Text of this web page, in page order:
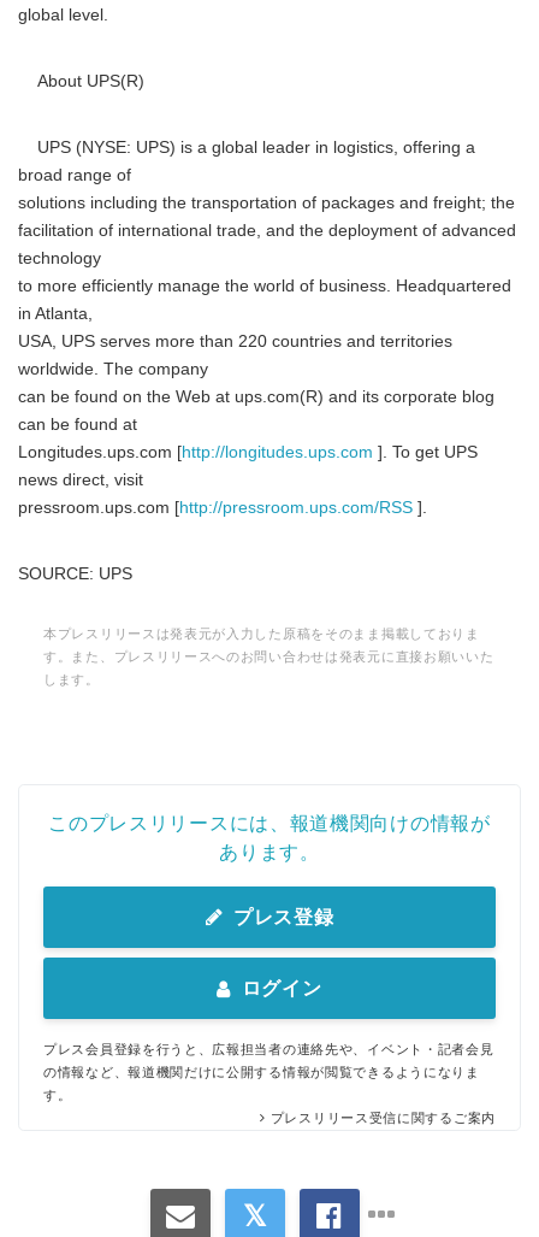
global level.
About UPS(R)
UPS (NYSE: UPS) is a global leader in logistics, offering a
broad range of
solutions including the transportation of packages and freight; the
facilitation of international trade, and the deployment of advanced
technology
to more efficiently manage the world of business. Headquartered
in Atlanta,
USA, UPS serves more than 220 countries and territories
worldwide. The company
can be found on the Web at ups.com(R) and its corporate blog
can be found at
Longitudes.ups.com [http://longitudes.ups.com ]. To get UPS
news direct, visit
pressroom.ups.com [http://pressroom.ups.com/RSS ].
SOURCE: UPS
本プレスリリースは発表元が入力した原稿をそのまま掲載しておりま
す。また、プレスリリースへのお問い合わせは発表元に直接お願いいた
します。
このプレスリリースには、報道機関向けの情報が
あります。
プレス登録
ログイン
プレス会員登録を行うと、広報担当者の連絡先や、イベント・記者会見
の情報など、報道機関だけに公開する情報が閲覧できるようになりま
す。
プレスリリース受信に関するご案内